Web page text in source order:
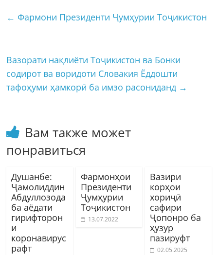
← Фармони Президенти Ҷумҳурии Тоҷикистон
Вазорати нақлиёти Тоҷикистон ва Бонки
содирот ва воридоти Словакия Ёддошти
тафоҳуми ҳамкорӣ ба имзо расониданд →
Вам также может
понравиться
Душанбе:
Ҷамолиддин
Абдуллозода
ба аёдати
гирифторон
и
коронавирус
рафт
Фармонҳои
Президенти
Ҷумҳурии
Тоҷикистон
13.07.2022
Вазири
корҳои
хориҷӣ
cафири
Ҷопонро ба
ҳузур
пазируфт
02.05.2025